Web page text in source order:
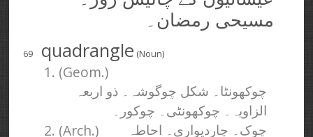
مسیحی رمضان۔
69 quadrangle (Noun)
1. (Geom.)
چوکھونٹا۔ شکل چوگوشہ۔ ذو اربعہ
الزاویہ۔ چوکھونٹی۔ چوکور۔
2. (Arch.) چوک۔ چاردیواری۔ احاطہ